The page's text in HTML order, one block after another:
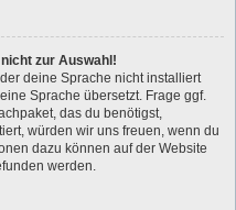
zur Auswahl!
deine Sprache nicht installiert
Sprache übersetzt. Frage ggf.
das du benötigst,
würden wir uns freuen, wenn du
dazu können auf der Website
werden.